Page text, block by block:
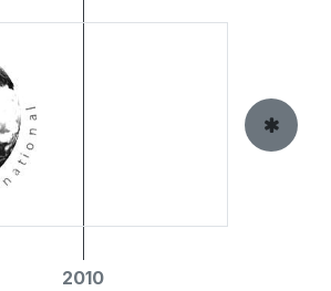
2010